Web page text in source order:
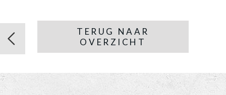
TERUG NAAR
OVERZICHT